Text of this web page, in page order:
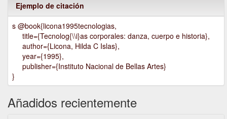
Ejemplo de citación
s @book{licona1995tecnologias,
title={Tecnolog{\\i}as corporales: danza, cuerpo e historia},
author={Licona, Hilda C Islas},
year={1995},
publisher={Instituto Nacional de Bellas Artes}
}
Añadidos recientemente